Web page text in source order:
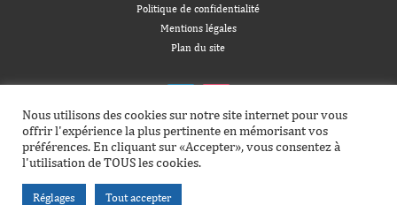
Politique de confidentialité
Mentions légales
Plan du site
Nous utilisons des cookies sur notre site internet pour vous
offrir l'expérience la plus pertinente en mémorisant vos
préférences. En cliquant sur «Accepter», vous consentez à
l'utilisation de TOUS les cookies.
Réglages Tout accepter